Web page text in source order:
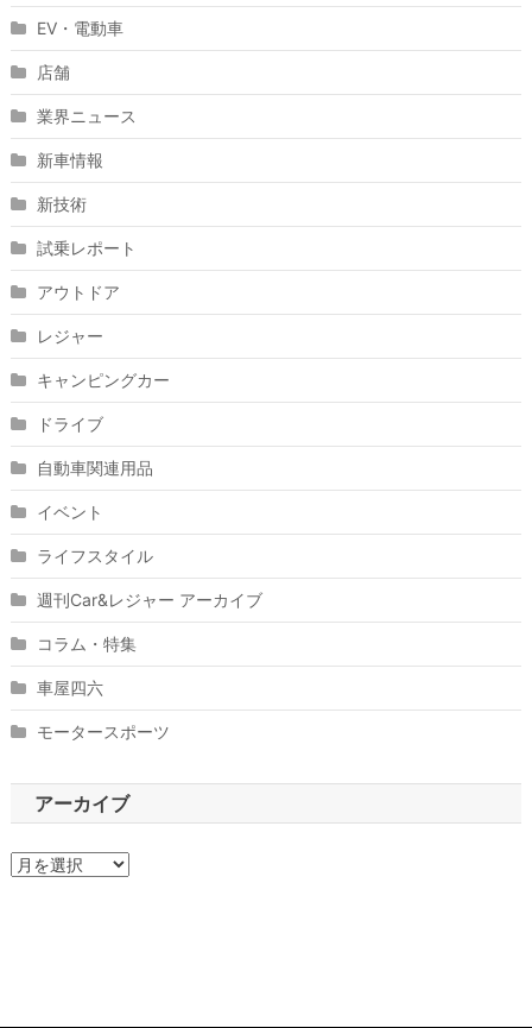
EV・電動車
店舗
業界ニュース
新車情報
新技術
試乗レポート
アウトドア
レジャー
キャンピングカー
ドライブ
自動車関連用品
イベント
ライフスタイル
週刊Car&レジャー アーカイブ
コラム・特集
車屋四六
モータースポーツ
アーカイブ
ア